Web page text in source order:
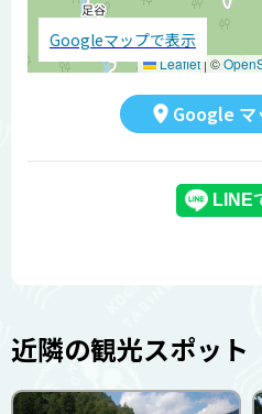
Leaflet | ©
Googleマップで表示
Google マ
近隣の観光スポット